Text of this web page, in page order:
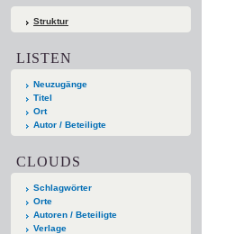
Struktur
LISTEN
Neuzugänge
Titel
Ort
Autor / Beteiligte
CLOUDS
Schlagwörter
Orte
Autoren / Beteiligte
Verlage